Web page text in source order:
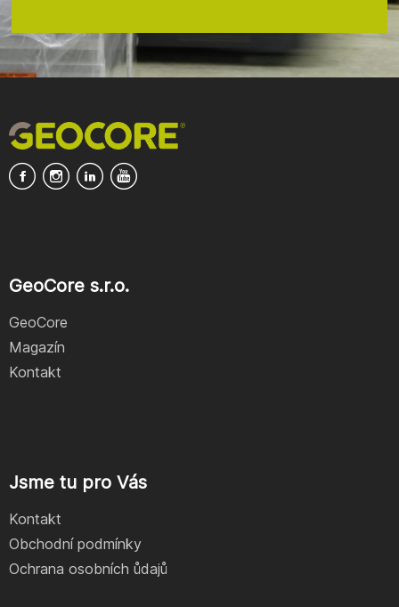
GeoCore s.r.o.
GeoCore
Magazín
Kontakt
Jsme tu pro Vás
Kontakt
Obchodní podmínky
Ochrana osobních ůdajů